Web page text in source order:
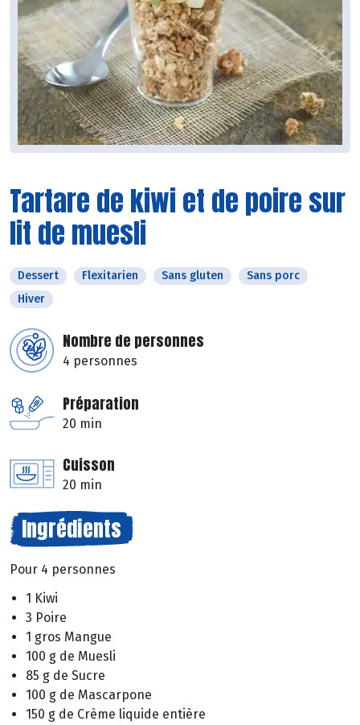
Tartare de kiwi et de poire sur
lit de muesli
Dessert Flexitarien Sans gluten
Sans porc
Hiver
Nombre de personnes
4 personnes
Préparation
20 min
Cuisson
20 min
Ingrédients
Pour 4 personnes
1 Kiwi
3 Poire
1 gros Mangue
100 g de Muesli
85 g de Sucre
100 g de Mascarpone
150 g de Crème liquide entière